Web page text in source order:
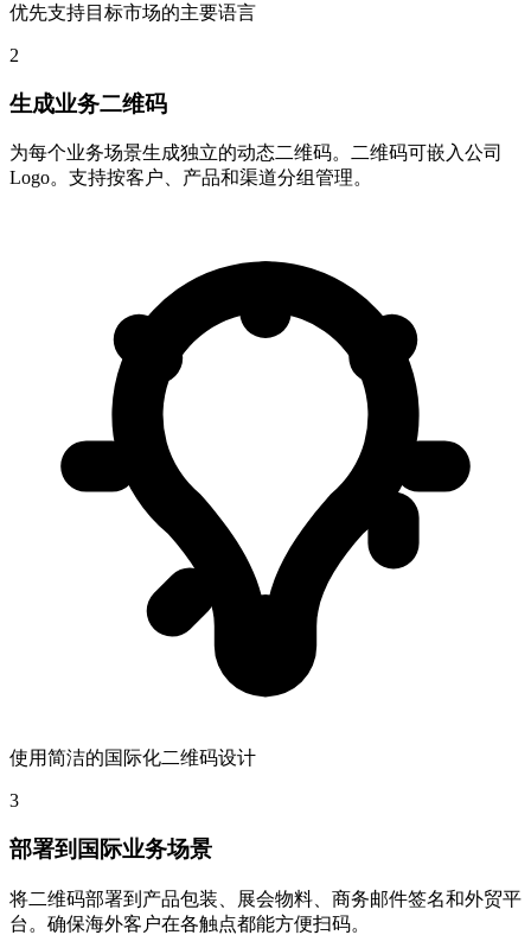
优先支持目标市场的主要语言
2
生成业务二维码
为每个业务场景生成独立的动态二维码。二维码可嵌入公司
Logo。支持按客户、产品和渠道分组管理。
使用简洁的国际化二维码设计
3
部署到国际业务场景
将二维码部署到产品包装、展会物料、商务邮件签名和外贸平
台。确保海外客户在各触点都能方便扫码。